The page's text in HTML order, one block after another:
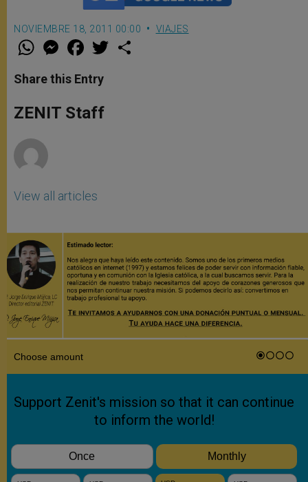
NOVIEMBRE 18, 2011 00:00 VIAJES
W
t
s
p
p
M
e
s
e
g
e
F
a
e
b
o
k
w
Share this Entry
ZENIT Staff
View all articles